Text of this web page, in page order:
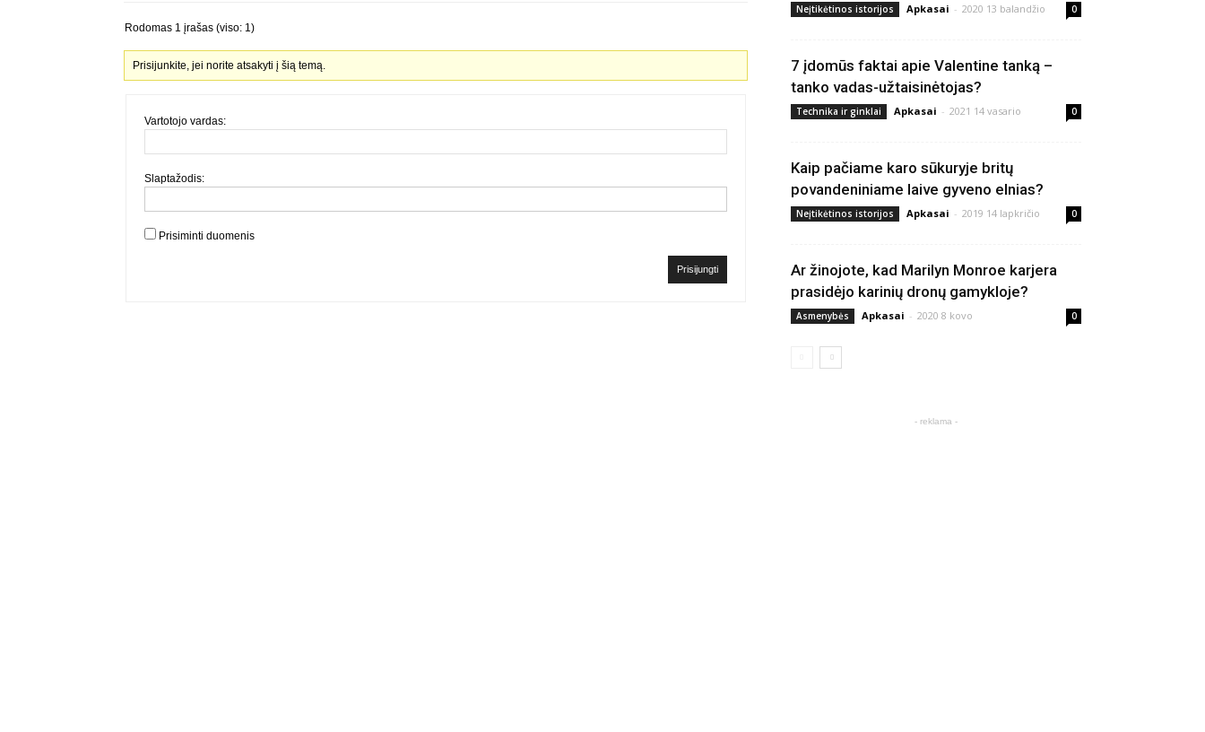
Rodomas 1 įrašas (viso: 1)
Prisijunkite, jei norite atsakyti į šią temą.
Vartotojo vardas:
Slaptažodis:
Prisiminti duomenis
Prisijungti
Neįtikėtinos istorijos Apkasai - 2020 13 balandžio 0
7 įdomūs faktai apie Valentine tanką –
tanko vadas-užtaisinėtojas?
Technika ir ginklai Apkasai - 2021 14 vasario 0
Kaip pačiame karo sūkuryje britų
povandeniniame laive gyveno elnias?
Neįtikėtinos istorijos Apkasai - 2019 14 lapkričio 0
Ar žinojote, kad Marilyn Monroe karjera
prasidėjo karinių dronų gamykloje?
Asmenybės Apkasai - 2020 8 kovo 0
- reklama -